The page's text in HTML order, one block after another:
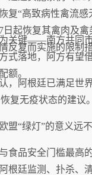
复“高致病性禽流感
日起恢复其禽肉及
反复而实施的限制
关键——南方共同
式落地，阿方有望
额。
，阿根廷已满足世
复无疫状态的建议。
盟“绿灯”的意义远不
食品安全门槛最高
根廷监测、扑杀、